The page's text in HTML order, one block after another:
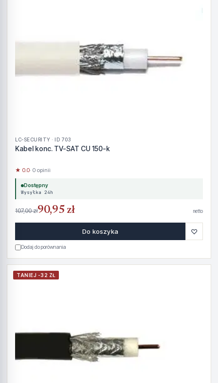
LC-SECURITY · ID 703
Kabel konc. TV-SAT CU 150-k
★ 0.0· 0 opinii
Dostępny
Wysyłka 24h
107,00 zł90,95 zł netto
Do koszyka ♡
Dodaj do porównania
TANIEJ -32 ZŁ